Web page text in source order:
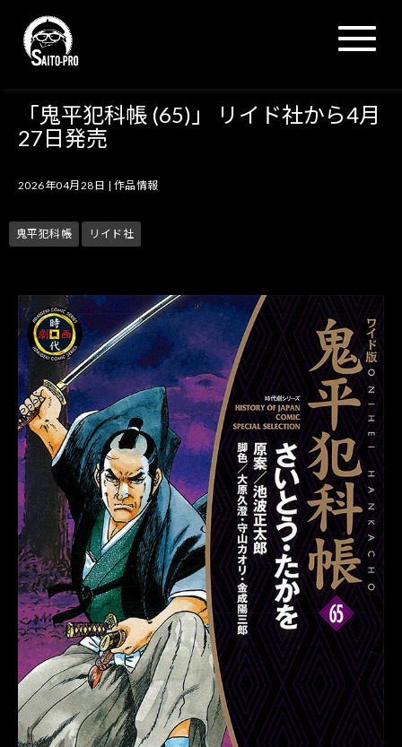
N
a
g
a
「鬼平犯科帳 (65)」 リイド社から4月
27日発売
2026年04月28日 | 作品情報
鬼平犯科帳 リイド社